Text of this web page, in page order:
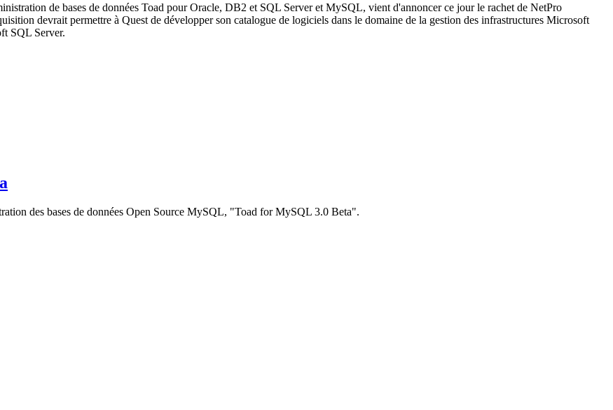
de bases de données Toad pour Oracle, DB2 et SQL Server et MySQL, vient d'annoncer ce jour le rachet de NetPro
devrait permettre à Quest de développer son catalogue de logiciels dans le domaine de la gestion des infrastructures Microsoft
SQL Server.
des bases de données Open Source MySQL, "Toad for MySQL 3.0 Beta".